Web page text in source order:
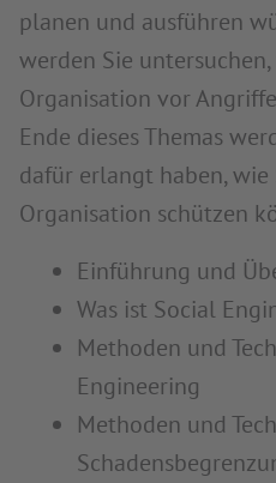
planen und ausführen
werden Sie
Organisation vor
Ende dieses Themas
dafür erlangt haben, wie
Organisation schützen
Einführung und
Was ist Social
Methoden und
Engineering
Methoden und